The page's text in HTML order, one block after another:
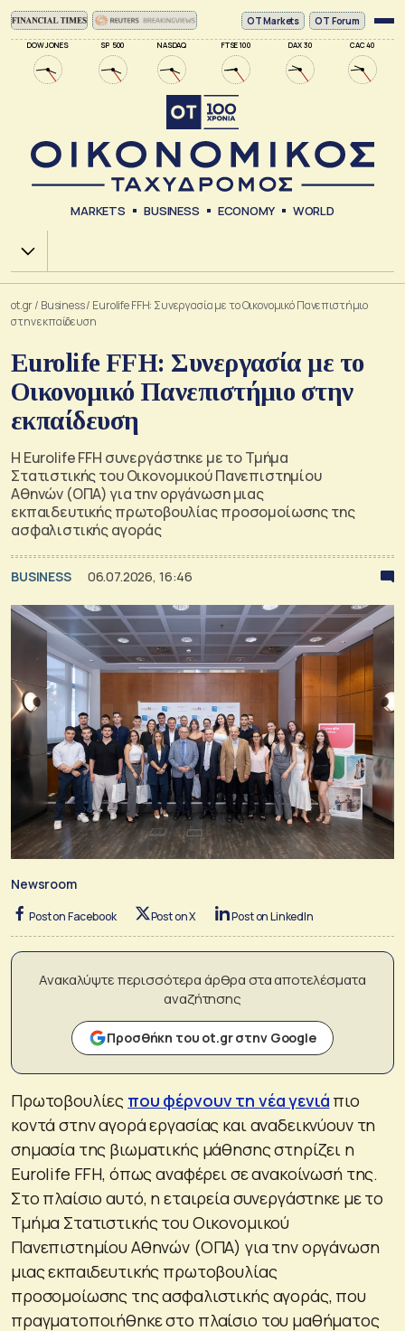
DOW JONES SP 500 NASDAQ FTSE 100 DAX 30 CAC 40
ΟΤ Markets OT Forum
MARKETS BUSINESS ECONOMY WORLD
Χ.Α.
ot.gr/ Business/ Eurolife FFH: Συνεργασία με το Οικονομικό Πανεπιστήμιο
στην εκπαίδευση
Eurolife FFH: Συνεργασία με το
Οικονομικό Πανεπιστήμιο στην
εκπαίδευση
Η Eurolife FFH συνεργάστηκε με το Τμήμα
Στατιστικής του Οικονομικού Πανεπιστημίου
Αθηνών (ΟΠΑ) για την οργάνωση μιας
εκπαιδευτικής πρωτοβουλίας προσομοίωσης της
ασφαλιστικής αγοράς
BUSINESS 06.07.2026, 16:46
Newsroom
Post on Facebook Post on X Post on LinkedIn
Ανακαλύψτε περισσότερα άρθρα στα αποτελέσματα
αναζήτησης
Προσθήκη του ot.gr στην Google
Πρωτοβουλίες που φέρνουν τη νέα γενιά πιο
κοντά στην αγορά εργασίας και αναδεικνύουν τη
σημασία της βιωματικής μάθησης στηρίζει η
Eurolife FFH, όπως αναφέρει σε ανακοίνωσή της.
Στο πλαίσιο αυτό, η εταιρεία συνεργάστηκε με το
Τμήμα Στατιστικής του Οικονομικού
Πανεπιστημίου Αθηνών (ΟΠΑ) για την οργάνωση
μιας εκπαιδευτικής πρωτοβουλίας
προσομοίωσης της ασφαλιστικής αγοράς, που
πραγματοποιήθηκε στο πλαίσιο του μαθήματος